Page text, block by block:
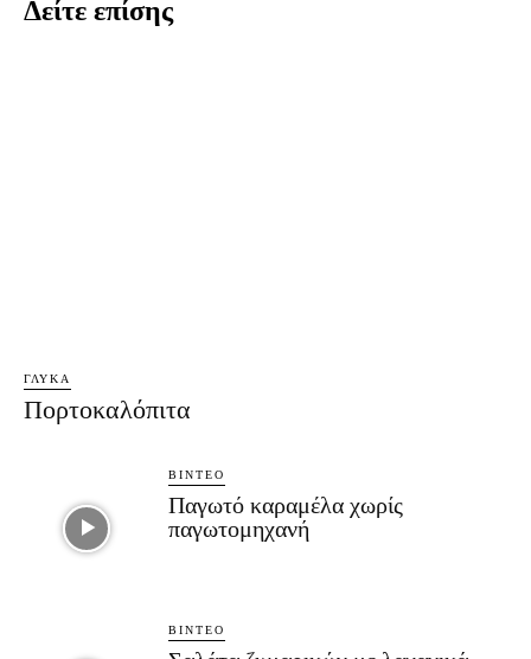
Δείτε επίσης
ΓΛΥΚΆ
Πορτοκαλόπιτα
ΒΊΝΤΕΟ
Παγωτό καραμέλα χωρίς
παγωτομηχανή
ΒΊΝΤΕΟ